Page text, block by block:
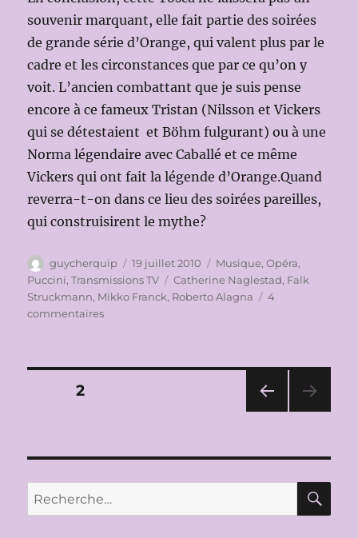
souvenir marquant, elle fait partie des soirées
de grande série d’Orange, qui valent plus par le
cadre et les circonstances que par ce qu’on y
voit. L’ancien combattant que je suis pense
encore à ce fameux Tristan (Nilsson et Vickers
qui se détestaient et Böhm fulgurant) ou à une
Norma légendaire avec Caballé et ce même
Vickers qui ont fait la légende d’Orange.Quand
reverra-t-on dans ce lieu des soirées pareilles,
qui construisirent le mythe?
Auteur
guycherquip
Publié
le
19 juillet 2010 Catégories
Musique,Opéra,
Puccini,Transmissions TV Étiquettes
Catherine Naglestad, Falk
Struckmann, Mikko Franck, Roberto Alagna
4
commentairessur
ALAGNA
(Direction
FRANCK)
Pagination
publications
CÉD
ENT
PAGE2
Recherche
pour :